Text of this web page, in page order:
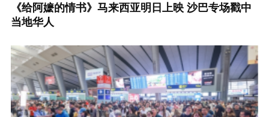
《给阿嬷的情书》马来西亚明日上映 沙巴专场戳中
当地华人